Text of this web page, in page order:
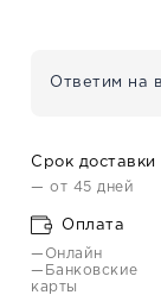
Ответим на
Срок доставки
— от 45 дней
Оплата
—Онлайн
—Банковские
карты